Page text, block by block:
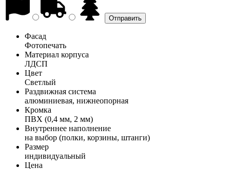
Фасад
Фотопечать
Материал корпуса
ЛДСП
Цвет
Светлый
Раздвижная система
алюминиевая, нижнеопорная
Кромка
ПВХ (0,4 мм, 2 мм)
Внутреннее наполнение
на выбор (полки, корзины, штанги)
Размер
индивидуальный
Цена